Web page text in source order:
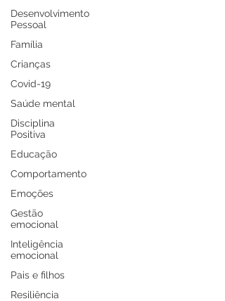
Desenvolvimento
Pessoal
Família
Crianças
Covid-19
Saúde mental
Disciplina
Positiva
Educação
Comportamento
Emoções
Gestão
emocional
Inteligência
emocional
Pais e filhos
Resiliência